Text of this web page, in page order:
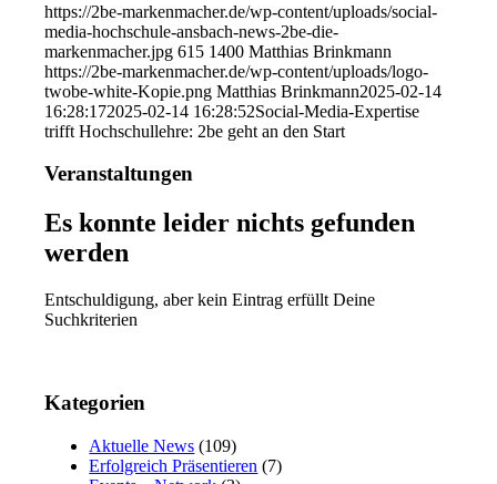
https://2be-markenmacher.de/wp-content/uploads/social-
media-hochschule-ansbach-news-2be-die-
markenmacher.jpg 615 1400 Matthias Brinkmann
https://2be-markenmacher.de/wp-content/uploads/logo-
twobe-white-Kopie.png Matthias Brinkmann2025-02-14
16:28:172025-02-14 16:28:52Social-Media-Expertise
trifft Hochschullehre: 2be geht an den Start
Veranstaltungen
Es konnte leider nichts gefunden
werden
Entschuldigung, aber kein Eintrag erfüllt Deine
Suchkriterien
Kategorien
Aktuelle News (109)
Erfolgreich Präsentieren (7)